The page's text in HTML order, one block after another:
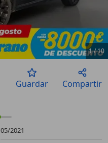
1/10
Guardar Compartir
05/2021